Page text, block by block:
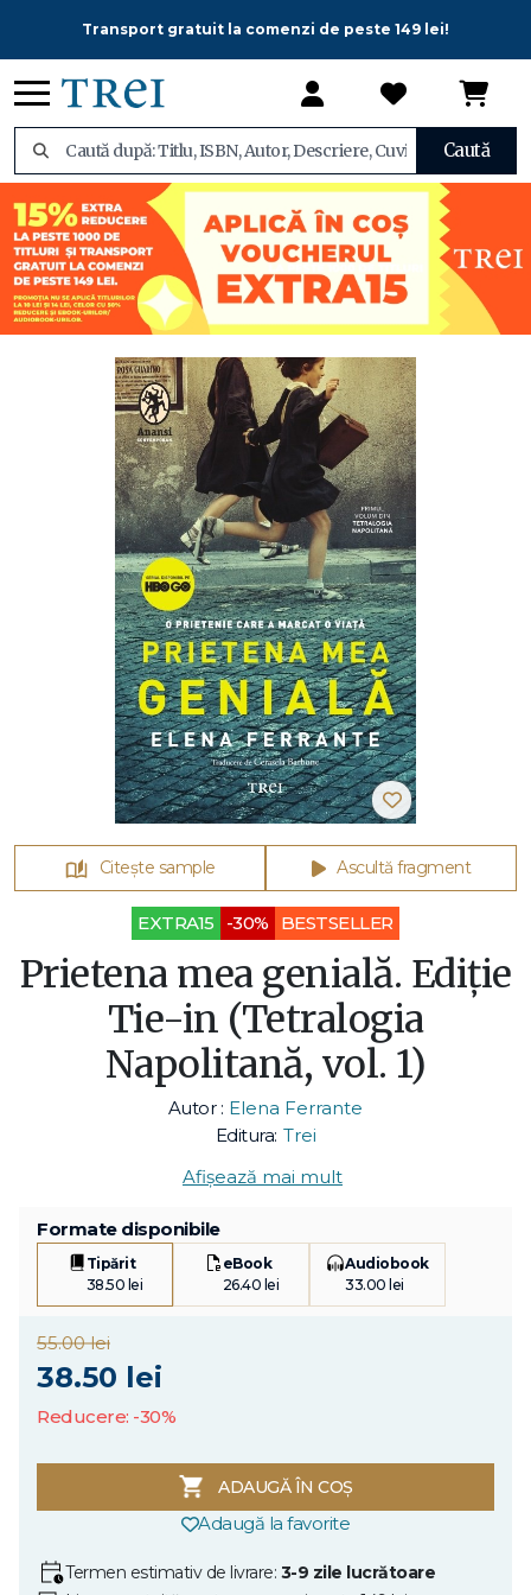
Transport gratuit la comenzi de peste 149 lei!
Caută
Citește sample Ascultă fragment
EXTRA15 -30% BESTSELLER
Prietena mea genială. Ediție
Tie-in (Tetralogia
Napolitană, vol. 1)
Autor : Elena Ferrante
Editura: Trei
Afișează mai mult
Formate disponibile
Tipărit
38.50 lei
eBook
26.40 lei
Audiobook
33.00 lei
55.00 lei
38.50 lei
Reducere: -30%
ADAUGĂ ÎN COȘ
Adaugă la favorite
Termen estimativ de livrare: 3-9 zile lucrătoare